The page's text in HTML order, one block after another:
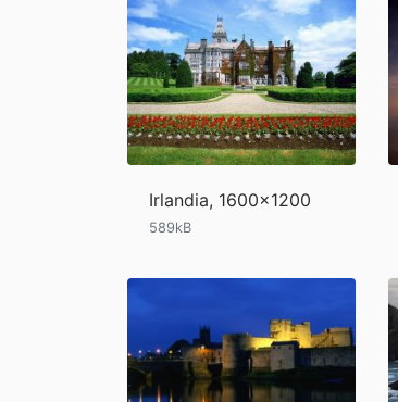
Irlandia, 1600x1200
589kB